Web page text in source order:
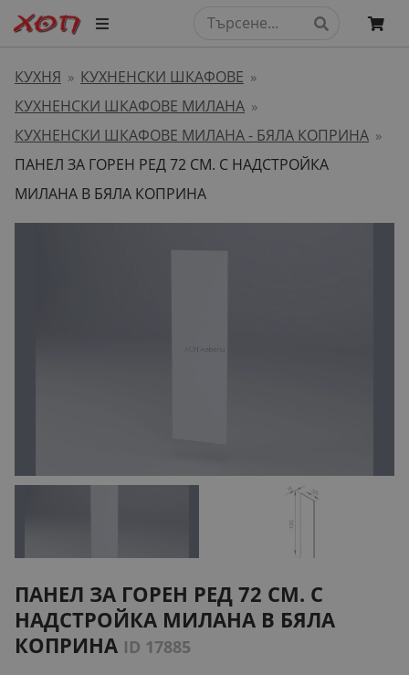
КУХНЯ » КУХНЕНСКИ ШКАФОВЕ »
КУХНЕНСКИ ШКАФОВЕ МИЛАНА »
КУХНЕНСКИ ШКАФОВЕ МИЛАНА - БЯЛА КОПРИНА »
ПАНЕЛ ЗА ГОРЕН РЕД 72 СМ. С НАДСТРОЙКА
МИЛАНА В БЯЛА КОПРИНА
ПАНЕЛ ЗА ГОРЕН РЕД 72 СМ. С
НАДСТРОЙКА МИЛАНА В БЯЛА
КОПРИНА ID 17885